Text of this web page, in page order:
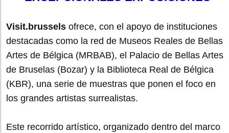
Visit.brussels ofrece, con el apoyo de instituciones
destacadas como la red de Museos Reales de Bellas
Artes de Bélgica (MRBAB), el Palacio de Bellas Artes
de Bruselas (Bozar) y la Biblioteca Real de Bélgica
(KBR), una serie de muestras que ponen el foco en
los grandes artistas surrealistas.
Este recorrido artístico, organizado dentro del marco